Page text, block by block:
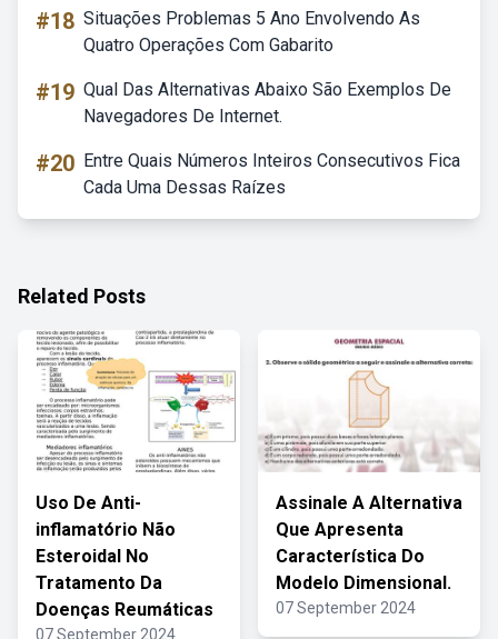
#18 Situações Problemas 5 Ano Envolvendo As
Quatro Operações Com Gabarito
#19 Qual Das Alternativas Abaixo São Exemplos De
Navegadores De Internet.
#20 Entre Quais Números Inteiros Consecutivos Fica
Cada Uma Dessas Raízes
Related Posts
Uso De Anti-
inflamatório Não
Esteroidal No
Tratamento Da
Doenças Reumáticas
07 September 2024
Assinale A Alternativa
Que Apresenta
Característica Do
Modelo Dimensional.
07 September 2024